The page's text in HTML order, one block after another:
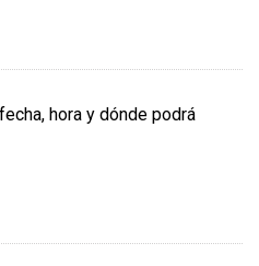
hora y dónde podrá